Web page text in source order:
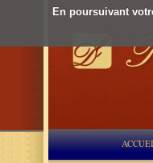
En poursuivant